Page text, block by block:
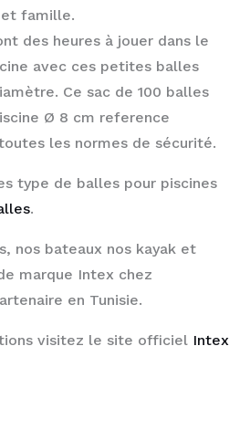
famille.
des heures à jouer dans le
avec ces petites balles
Ce sac de 100 balles
Ø 8 cm reference
les normes de sécurité.
type de balles pour piscines
.
nos bateaux nos kayak et
marque Intex chez
en Tunisie.
visitez le site officiel Intex